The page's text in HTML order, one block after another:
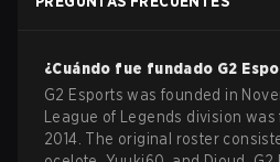
¿Cuándo fue fundado G2
G2 Esports was founded in
League of Legends division
2014. The original roster